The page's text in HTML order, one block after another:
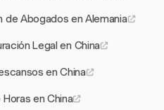
de Abogados en Alemania
Legal en China
en China
en China